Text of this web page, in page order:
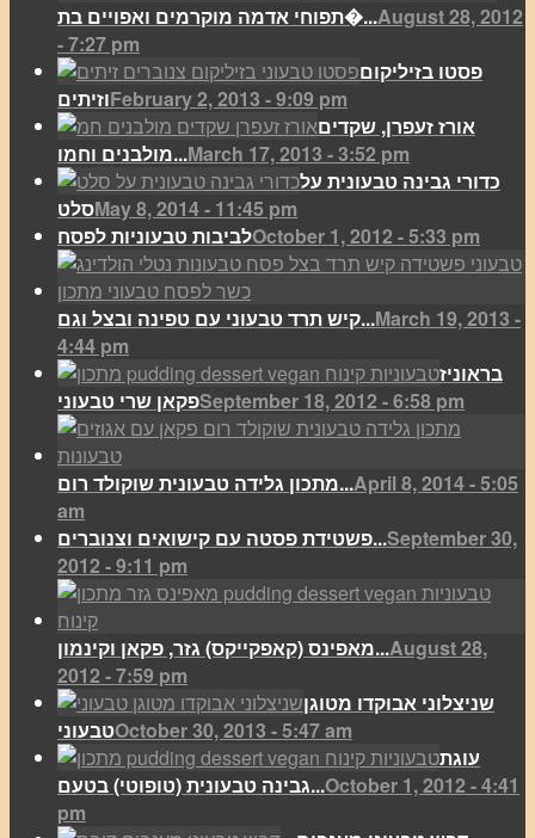
תפוחי אדמה מוקרמים ואפויים בת�...August 28, 2012
- 7:27 pm
פסטו בזיליקום
וזיתיםFebruary 2, 2013 - 9:09 pm
אורז זעפרן, שקדים
מולבנים וחמו...March 17, 2013 - 3:52 pm
כדורי גבינה טבעונית על
סלטMay 8, 2014 - 11:45 pm
לביבות טבעוניות לפסחOctober 1, 2012 - 5:33 pm
קיש תרד טבעוני עם טפינה ובצל וגם...March 19, 2013 -
4:44 pm
בראוניז
פקאן שרי טבעוניSeptember 18, 2012 - 6:58 pm
מתכון גלידה טבעונית שוקולד רום...April 8, 2014 - 5:05
am
פשטידת פסטה עם קישואים וצנוברים...September 30,
2012 - 9:11 pm
מאפינס (קאפקייקס) גזר, פקאן וקינמון...August 28,
2012 - 7:59 pm
שניצלוני אבוקדו מטוגן
טבעוניOctober 30, 2013 - 5:47 am
עוגת
גבינה טבעונית (טופוטי) בטעם...October 1, 2012 - 4:41
pm